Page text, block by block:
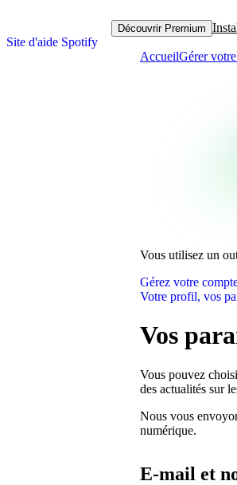
Site d'aide Spotify
Découvrir Premium
AccueilGérer
Vous utilisez un
Gérez votre
Votre profil, vos
Vos
Vous pouvez
des actualités sur
Nous vous
numérique.
E-mail et